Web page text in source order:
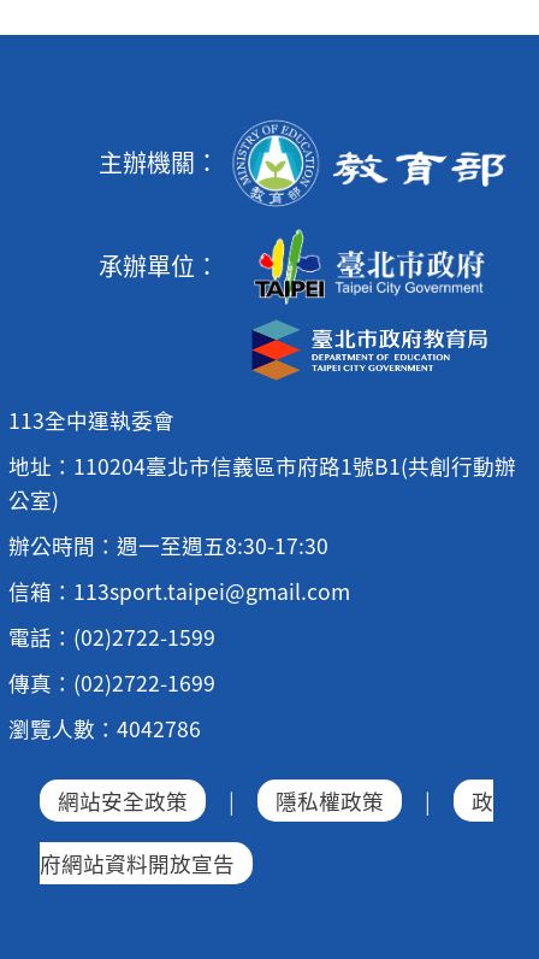
主辦機關：
承辦單位：
113全中運執委會
地址：110204臺北市信義區市府路1號B1(共創行動辦
公室)
辦公時間：週一至週五8:30-17:30
信箱：113sport.taipei@gmail.com
電話：(02)2722-1599
傳真：(02)2722-1699
瀏覽人數：4042786
網站安全政策 | 隱私權政策 | 政
府網站資料開放宣告